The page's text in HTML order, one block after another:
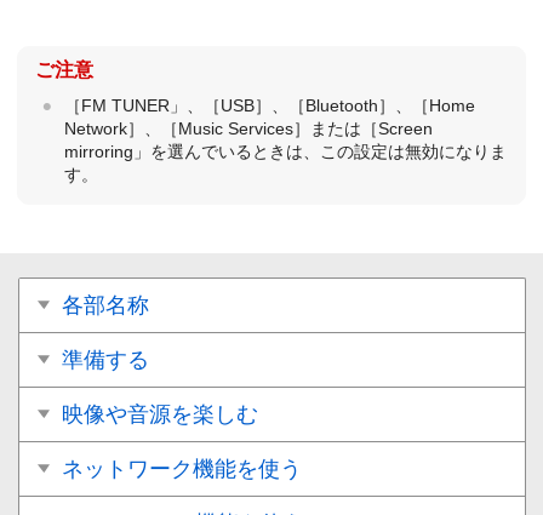
ご注意
［FM TUNER」、［USB］、［Bluetooth］、［Home
Network］、［Music Services］または［Screen
mirroring」を選んでいるときは、この設定は無効になりま
す。
各部名称
準備する
映像や音源を楽しむ
ネットワーク機能を使う